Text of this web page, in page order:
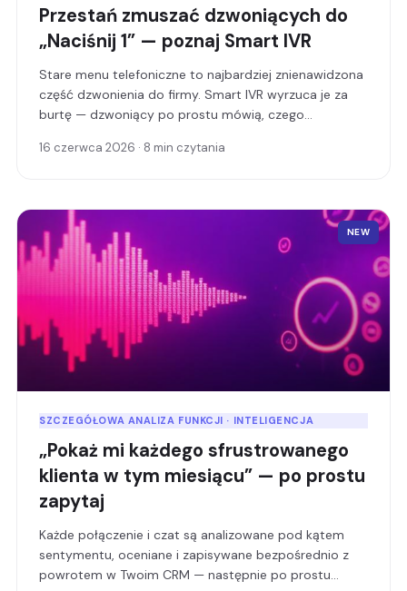
Przestań zmuszać dzwoniących do
„Naciśnij 1” — poznaj Smart IVR
Stare menu telefoniczne to najbardziej znienawidzona
część dzwonienia do firmy. Smart IVR wyrzuca je za
burtę — dzwoniący po prostu mówią, czego
właściwej osoby natychmiast.
16 czerwca 2026 · 8 min czytania
NEW
SZCZEGÓŁOWA ANALIZA FUNKCJI · INTELIGENCJA
„Pokaż mi każdego sfrustrowanego
klienta w tym miesiącu” — po prostu
zapytaj
Każde połączenie i czat są analizowane pod kątem
sentymentu, oceniane i zapisywane bezpośrednio z
powrotem w Twoim CRM — następnie po prostu